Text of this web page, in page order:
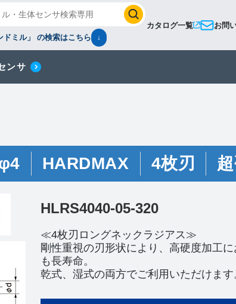
カタログ一覧
お問
ドミル」 の検索はこちら
↓
ンサ
HARDMAX 4枚刃
HLRS4040-05-320
≪4枚刃ロングネックラジアス≫
剛性重視の刃形状により、高硬度加工
も長寿命。
乾式、湿式の両方でご利用いただけます